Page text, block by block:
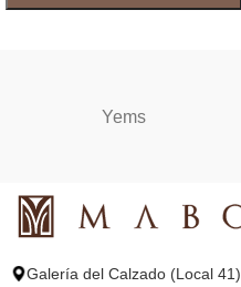
Yems
Galería del Calzado (Local 41)